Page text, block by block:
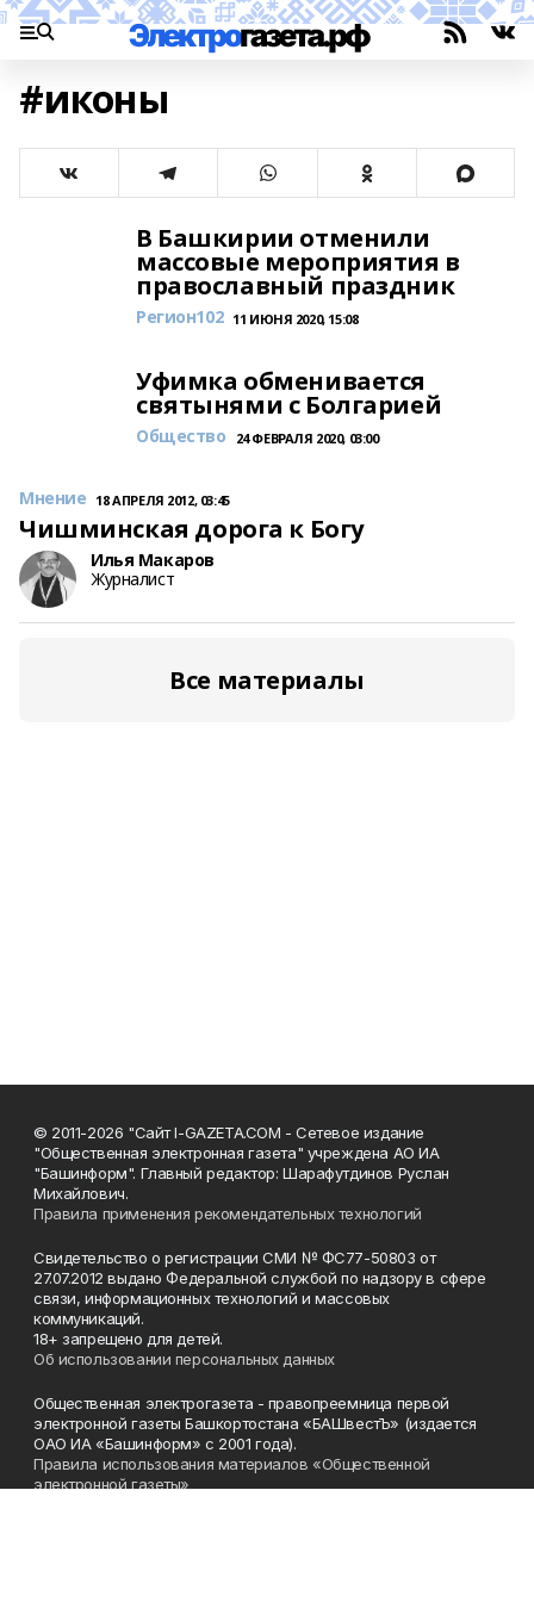
#иконы
В Башкирии отменили
массовые мероприятия в
православный праздник
Регион102 11 ИЮНЯ 2020, 15:08
Уфимка обменивается
святынями с Болгарией
Общество 24 ФЕВРАЛЯ 2020, 03:00
Чишминская дорога к Богу
Мнение 18 АПРЕЛЯ 2012, 03:45
Илья Макаров
Журналист
Все материалы
© 2011-2026 "Сайт I-GAZETA.COM - Сетевое издание
"Общественная электронная газета" учреждена АО ИА
"Башинформ". Главный редактор: Шарафутдинов Руслан
Михайлович.
Правила применения рекомендательных технологий
Свидетельство о регистрации СМИ № ФС77-50803 от
27.07.2012 выдано Федеральной службой по надзору в сфере
связи, информационных технологий и массовых
коммуникаций.
18+ запрещено для детей.
Об использовании персональных данных
Общественная электрогазета - правопреемница первой
электронной газеты Башкортостана «БАШвестЪ» (издается
ОАО ИА «Башинформ» с 2001 года).
Правила использования материалов «Общественной
электронной газеты»